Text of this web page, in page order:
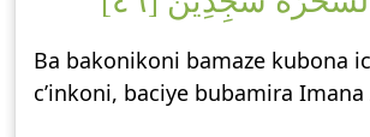
Ba bakonikoni bamaze kubona
c’inkoni, baciye bubamira